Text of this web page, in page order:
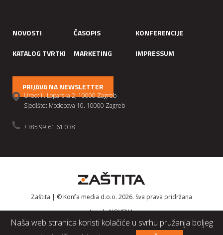
Naša web stranica koristi kolačiće u svrhu pružanja boljeg
NOVOSTI ČASOPIS
KONFERENCIJE
KATALOG TVRTKI
MARKETING IMPRESSUM
PRIJAVA NA NEWSLETTER
Ured: II. Loparska 2, 10000 Zagreb
Sjedište: Modecova 10. 10000 Zagreb
+385 99 61 61 038
Zaštita | © Konfa media d.o.o. 2026. Sva prava pridržana
IzradaNOVENA